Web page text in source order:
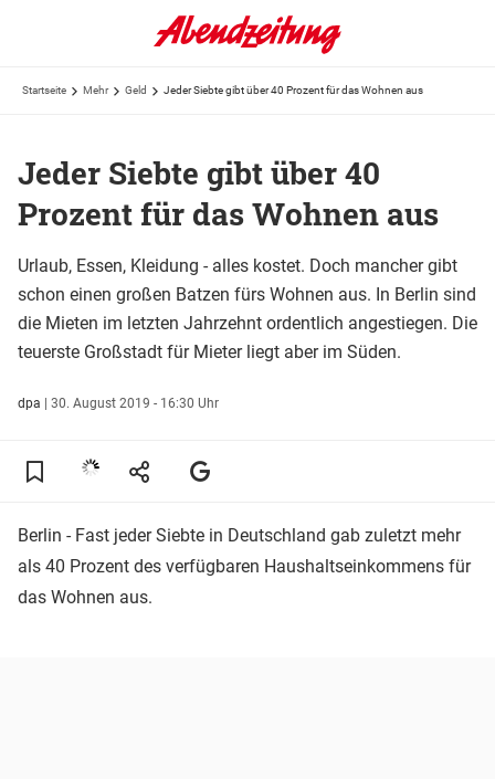
Startseite Mehr Geld Jeder Siebte gibt über 40 Prozent für das Wohnen aus
Jeder Siebte gibt über 40
Prozent für das Wohnen aus
Urlaub, Essen, Kleidung - alles kostet. Doch mancher gibt
schon einen großen Batzen fürs Wohnen aus. In Berlin sind
die Mieten im letzten Jahrzehnt ordentlich angestiegen. Die
teuerste Großstadt für Mieter liegt aber im Süden.
dpa | 30. August 2019 - 16:30 Uhr
Berlin - Fast jeder Siebte in Deutschland gab zuletzt mehr
als 40 Prozent des verfügbaren Haushaltseinkommens für
das Wohnen aus.